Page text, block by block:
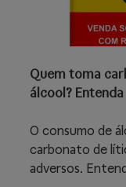
Quem toma
álcool? Entenda
O consumo de
carbonato de
adversos.